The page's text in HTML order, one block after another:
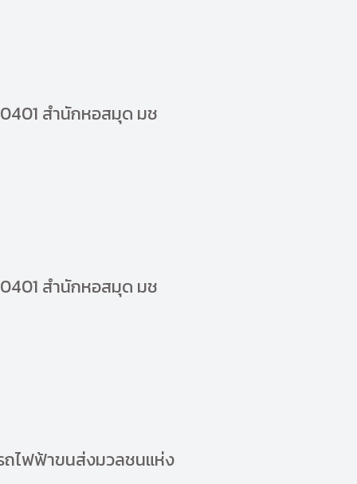
สำนักหอสมุด มช
สำนักหอสมุด มช
ถไฟฟ้าขนส่งมวลชนแห่ง